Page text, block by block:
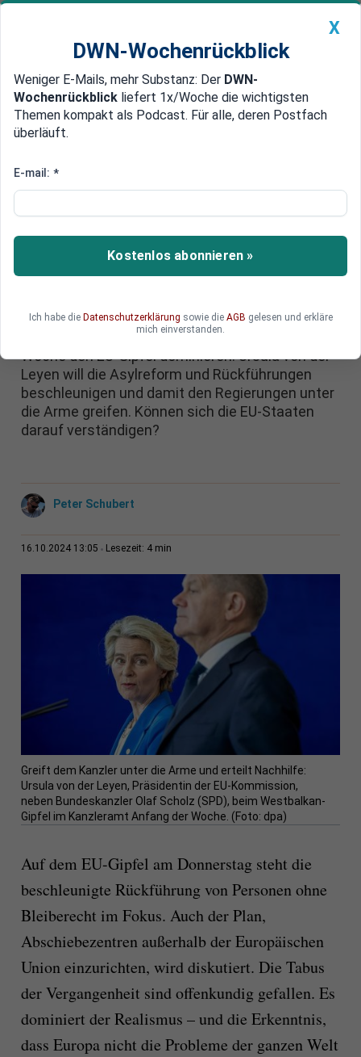
Newsticker MEIN DWN: Geldanlage Premium
Edelmetalle DWN-Magazin China
Asylreform aus Brüssel: Ursula
Asylpaket verschärfen
Polen möchte das Asylrecht aussetzen.
Deutschland sucht gleichfalls nach Mitteln und
Deutschland Herr zu werden. Diskussionen um
Abschiebezentren in Albanien werden diese
Woche den EU-Gipfel dominieren. Ursula von der
Leyen will die Asylreform und Rückführungen
beschleunigen und damit den Regierungen unter
die Arme greifen. Können sich die EU-Staaten
darauf verständigen?
Peter Schubert
16.10.2024 13:05 Lesezeit: 4 min
Greift dem Kanzler unter die Arme und erteilt Nachhilfe:
Ursula von der Leyen, Präsidentin der EU-Kommission,
neben Bundeskanzler Olaf Scholz (SPD), beim Westbalkan-
Gipfel im Kanzleramt Anfang der Woche. (Foto: dpa)
Auf dem EU-Gipfel am Donnerstag steht die
beschleunigte Rückführung von Personen ohne
Bleiberecht im Fokus. Auch der Plan,
Abschiebezentren außerhalb der Europäischen
Union einzurichten, wird diskutiert. Die Tabus
der Vergangenheit sind offenkundig gefallen. Es
dominiert der Realismus – und die Erkenntnis,
dass Europa nicht die Probleme der ganzen Welt
X
DWN-Wochenrückblick
Weniger E-Mails, mehr Substanz: Der DWN-
Wochenrückblick liefert 1x/Woche die wichtigsten
Themen kompakt als Podcast. Für alle, deren Postfach
überläuft.
E-mail: *
Kostenlos abonnieren »
Ich habe die Datenschutzerklärung sowie die AGB gelesen und erkläre
mich einverstanden.